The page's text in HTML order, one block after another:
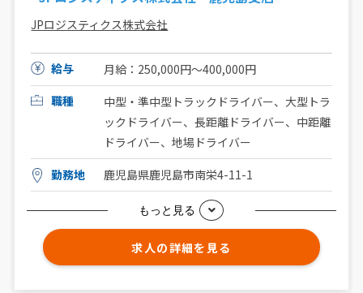
JPロジスティクス株式会社
給与
月給：250,000円～400,000円
職種
中型・準中型トラックドライバー、大型トラ
ックドライバー、長距離ドライバー、中距離
ドライバー、地場ドライバー
勤務地
鹿児島県鹿児島市南栄4-11-1
もっと見る
求人の詳細を見る